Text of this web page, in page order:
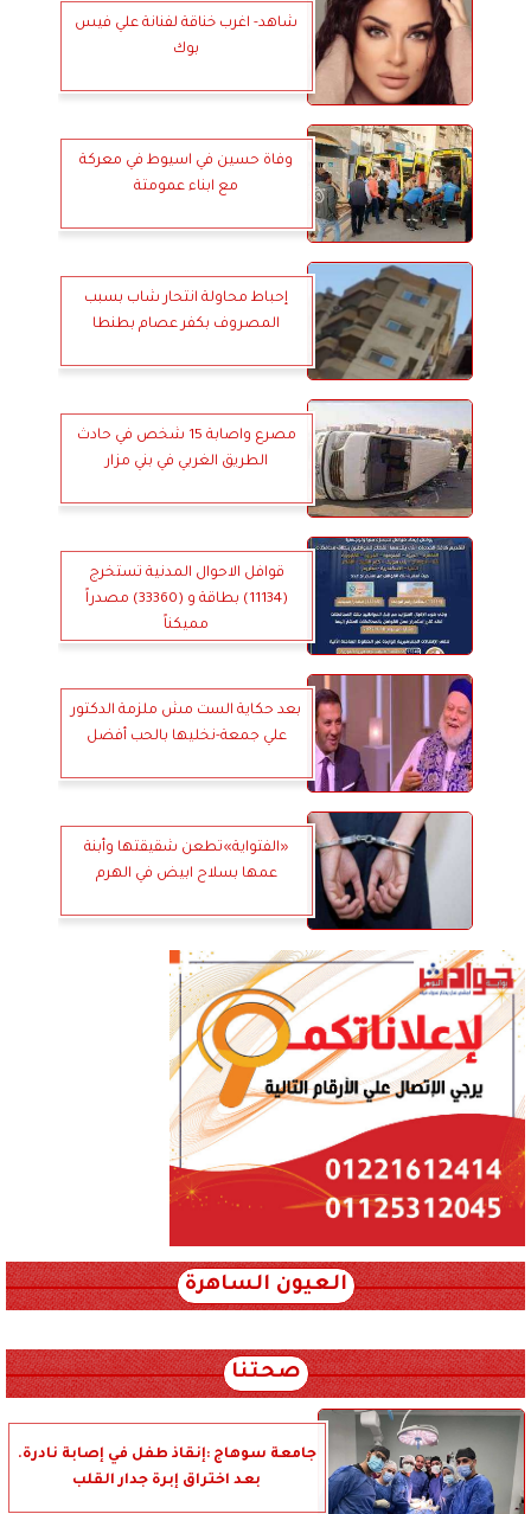
شاهد- اغرب خناقة لفنانة علي فيس
بوك
وفاة حسين في اسيوط في معركة
مع ابناء عمومتة
إحباط محاولة انتحار شاب بسبب
المصروف بكفر عصام بطنطا
مصرع واصابة 15 شخص في حادث
الطريق الغربي في بني مزار
قوافل الاحوال المدنية تستخرج
(11134) بطاقة و (33360) مصدراً
مميكناً
بعد حكاية الست مش ملزمة الدكتور
علي جمعة-نخليها بالحب أفضل
«الفتواية»تطعن شقيقتها وأبنة
عمها بسلاح ابيض في الهرم
العيون الساهرة
صحتنا
جامعة سوهاج :إنقاذ طفل في إصابة نادرة.
بعد اختراق إبرة جدار القلب